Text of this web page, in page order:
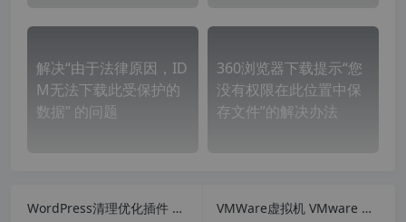
解决“由于法律原因，ID
M无法下载此受保护的
数据” 的问题
360浏览器下载提示“您
没有权限在此位置中保
存文件”的解决办法
WordPress清理优化插件 WPS Cleaner v1.6.6 汉化中文版
VMWare虚拟机 VMware Workstation Pro 10-17 正式版 支持winxp-win11系统